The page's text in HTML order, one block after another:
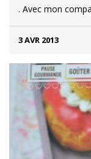
. Avec mon
3 AVR 2013